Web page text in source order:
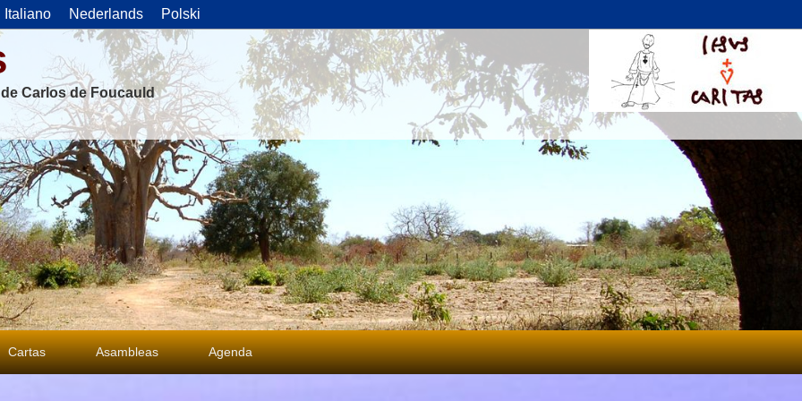
Italiano Nederlands Polski
Carlos de Foucauld
Cartas Asambleas Agenda